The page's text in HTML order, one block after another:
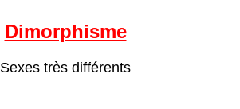
Dimorphisme
Sexes très différents